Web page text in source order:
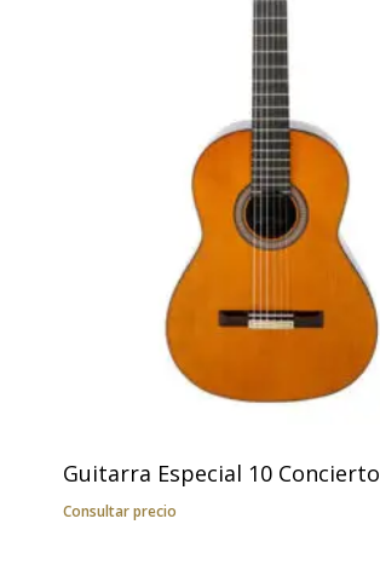
Guitarra Especial 10 Concierto
Consultar precio